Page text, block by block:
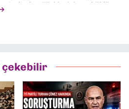
Ardından Türkiye’nin en köklü
editör, müdür yardımcısı ve spor
görev yaptım. Ayrıca Yeni
editörlük yapıyorum
çekebilir